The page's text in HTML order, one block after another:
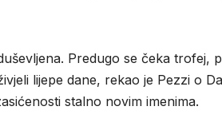
Predugo se čeka
lijepe dane, rekao je Pezzi o
stalno novim imenima.